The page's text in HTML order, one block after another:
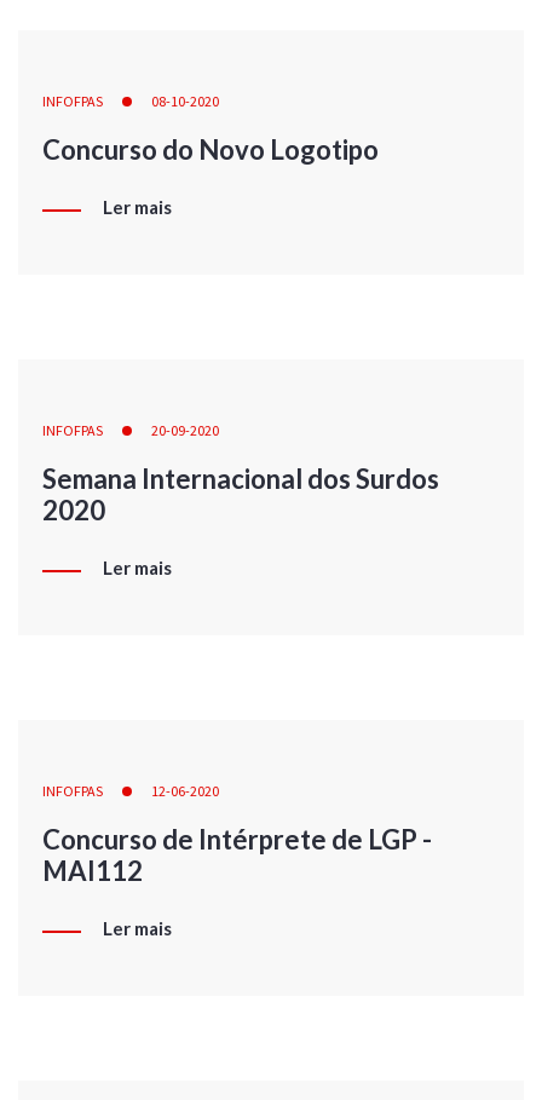
INFOFPAS 08-10-2020
Concurso do Novo Logotipo
Ler mais
INFOFPAS 20-09-2020
Semana Internacional dos Surdos
2020
Ler mais
INFOFPAS 12-06-2020
Concurso de Intérprete de LGP -
MAI112
Ler mais